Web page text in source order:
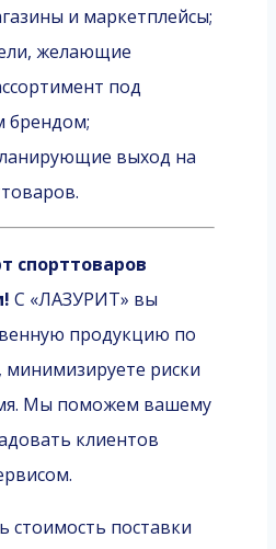
и маркетплейсы;
желающие
под
брендом;
выход на
спорттоваров
С «ЛАЗУРИТ» вы
продукцию по
риски
Мы поможем вашему
клиентов
стоимость поставки